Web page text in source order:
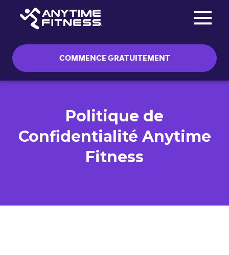
COMMENCE GRATUITEMENT
Politique de
Confidentialité Anytime
Fitness